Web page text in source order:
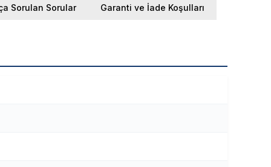
Sorulan Sorular Garanti ve İade Koşulları